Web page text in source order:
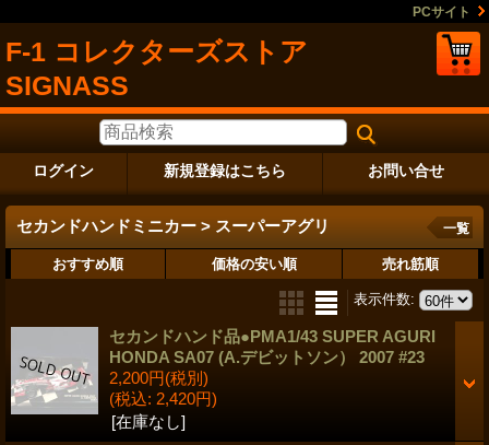
PCサイト
F-1 コレクターズストア
SIGNASS
ログイン 新規登録はこちら お問い合せ
セカンドハンドミニカー > スーパーアグリ 一覧
おすすめ順 価格の安い順 売れ筋順
表示件数:
セカンドハンド品●PMA1/43 SUPER AGURI
HONDA SA07 (A.デビットソン） 2007 #23
2,200円(税別)
(税込: 2,420円)
[在庫なし]